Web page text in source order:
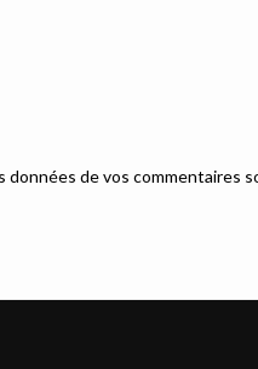
données de vos commentaires